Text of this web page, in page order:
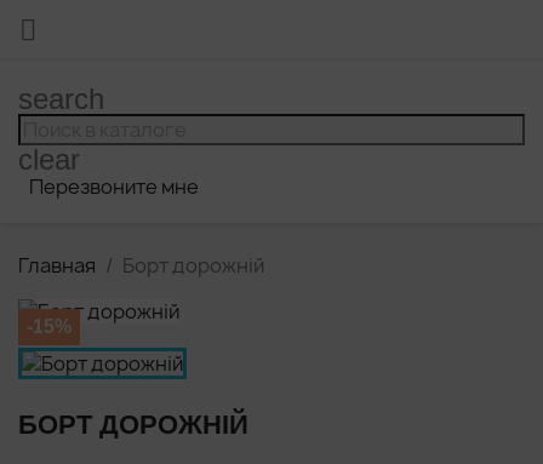

search
clear
Перезвоните мне
Главная Борт дорожній
-15%
БОРТ ДОРОЖНІЙ